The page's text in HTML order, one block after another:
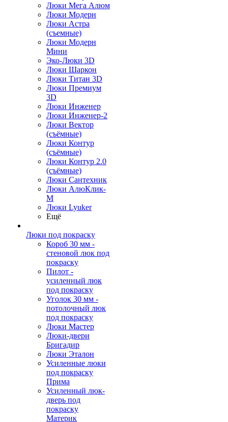
Люки Мега Алюм
Люки Модерн
Люки Астра
(съемные)
Люки Модерн
Мини
Эко-Люки 3D
Люки Шаркон
Люки Титан 3D
Люки Премиум
3D
Люки Инженер
Люки Инженер-2
Люки Вектор
(съёмные)
Люки Контур
(съёмные)
Люки Контур 2.0
(съёмные)
Люки Сантехник
Люки АлюКлик-
М
Люки Lyuker
Ещё
Люки под покраску
Короб 30 мм -
стеновой люк под
покраску
Пилот -
усиленный люк
под покраску
Уголок 30 мм -
потолочный люк
под покраску
Люки Мастер
Люки-двери
Бригадир
Люки Эталон
Усиленные люки
под покраску
Прима
Усиленный люк-
дверь под
покраску
Материк